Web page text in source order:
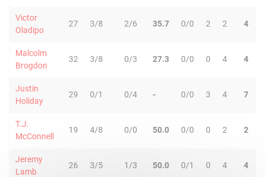
Victor
Oladipo
27 3/8 2/6 35.7 0/0 2 2 4
Malcolm
Brogdon
32 3/8 0/3 27.3 0/0 0 4 4
Justin
Holiday
29 0/1 0/4 - 0/0 3 4 7
T.J.
McConnell
19 4/8 0/0 50.0 0/0 0 2 2
Jeremy
Lamb
26 3/5 1/3 50.0 0/1 0 4 4